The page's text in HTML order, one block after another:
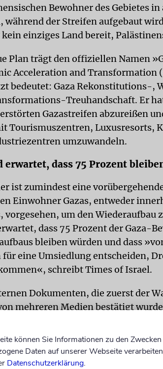
Bewohner des Gebietes
während der Streifen aufgebaut
einziges Land bereit,
Plan trägt den offiziellen Namen
Acceleration and Transformation
bedeutet: Gaza Rekonstitutions-,
Treuhandschaft. Er
Gazastreifen abzureißen
Tourismuszentren, Luxusresorts,
umzuwandeln.
erwartet, dass 75 Prozent
ist zumindest eine
Einwohner Gazas, entweder
vorgesehen, um den Wiederaufbau
dass 75 Prozent der Gaza-
bleiben würden und dass
für eine Umsiedlung entscheiden,
schreibt Times of Israel.
Dokumenten, die zuerst der
mehreren Medien bestätigt
finanzielle Nahrungsmittelhilfe in
dem 38-Seiten-Dokument zufolge
können Sie Informationen zu den
Daten auf unserer Webseite
Datenschutzerklärung.